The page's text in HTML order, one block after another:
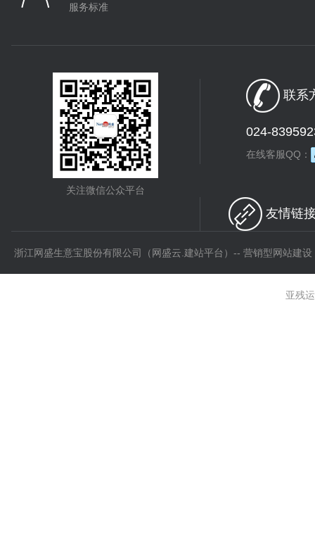
服务标准
关注微信公众平台
联系
024-
在线客服QQ：
友情链
浙江网盛生意宝股份有限公司（网盛云.建站平台）-- 营销型网站建
亚残